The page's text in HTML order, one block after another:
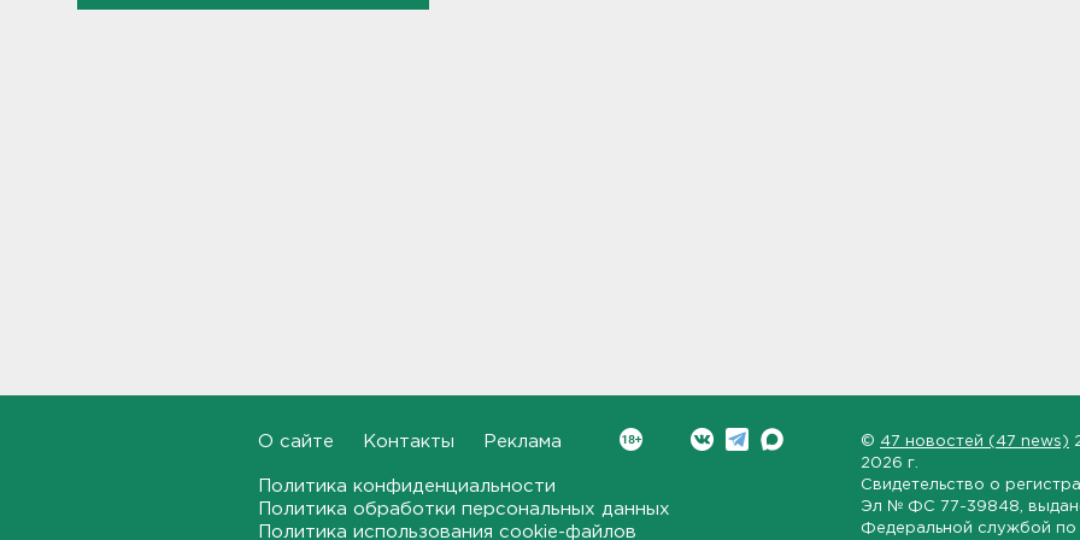
Смертельное ДТПО сайте Контакты Реклама
Политика конфиденциальности
Политика обработки персональных данных
Политика использования cookie-файлов
© 47 новостей (47 news)
2026 г.
Свидетельство о
Эл № ФС 77-39848 ,
Федеральной службой по